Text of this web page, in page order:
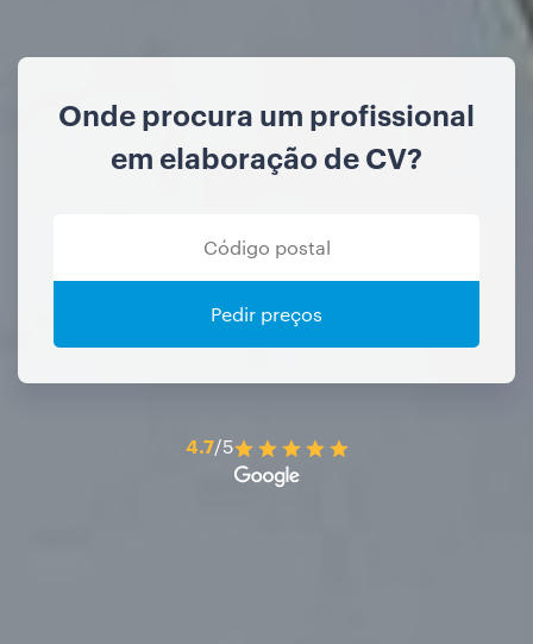
Onde procura um profissional
em elaboração de CV?
Pedir preços
4.7/5